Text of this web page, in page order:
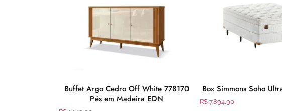
Buffet Argo Cedro Off White 778170
Pés em Madeira EDN
Box Simmons Soho
R$ 7.894,90